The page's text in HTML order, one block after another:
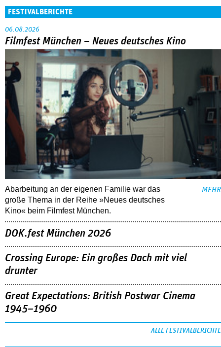
FESTIVALBERICHTE
06.08.2026
Filmfest München – Neues deutsches Kino
Abarbeitung an der eigenen Familie war das
große Thema in der Reihe »Neues deutsches
Kino« beim Filmfest München.
MEHR
DOK.fest München 2026
Crossing Europe: Ein großes Dach mit viel
drunter
Great Expectations: British Postwar Cinema
1945–1960
ALLE FESTIVALBERICHTE